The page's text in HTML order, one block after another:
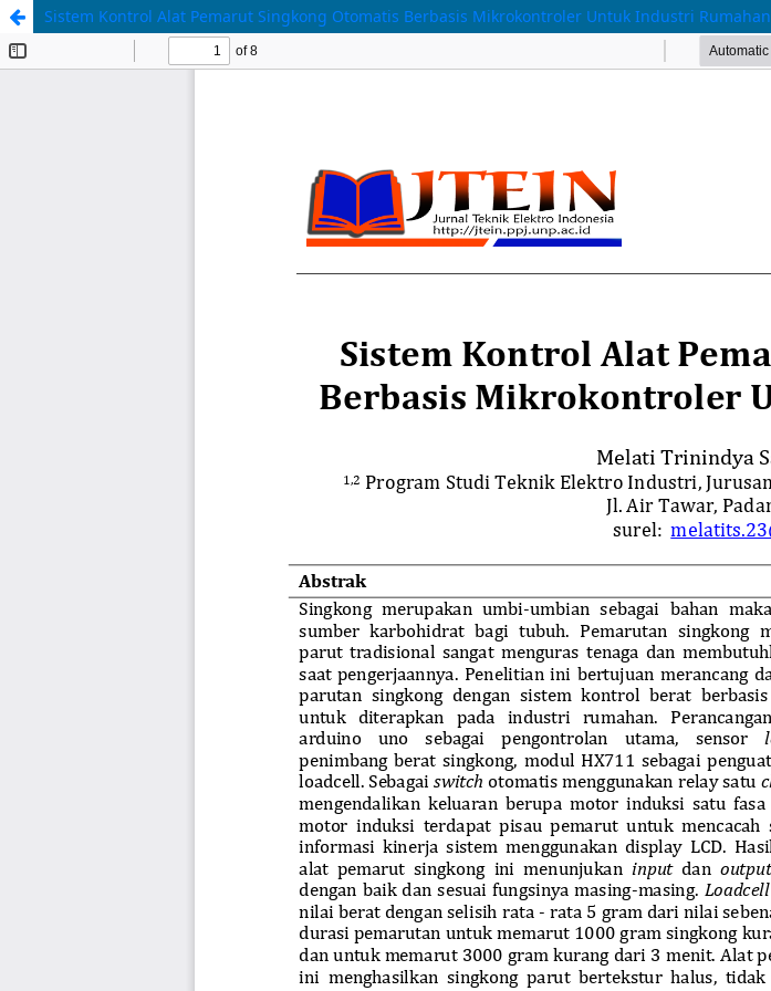
Sistem Kontrol Alat Pemarut Singkong Otomatis Berbasis Mikrokontroler Untuk Industri Rumahan